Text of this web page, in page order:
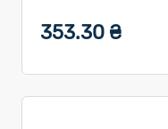
353.30 ₴